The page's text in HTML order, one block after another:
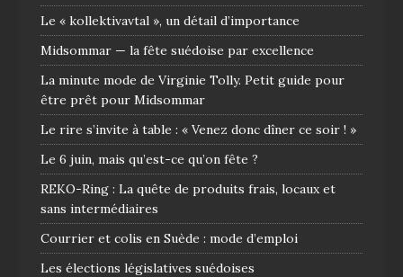
Le « kollektivavtal », un détail d’importance
Midsommar — la fête suédoise par excellence
La minute mode de Virginie Tolly. Petit guide pour
être prêt pour Midsommar
Le rire s’invite à table : « Venez donc dîner ce soir ! »
Le 6 juin, mais qu’est-ce qu’on fête ?
REKO-Ring : La quête de produits frais, locaux et
sans intermédiaires
Courrier et colis en Suède : mode d’emploi
Les élections législatives suédoises